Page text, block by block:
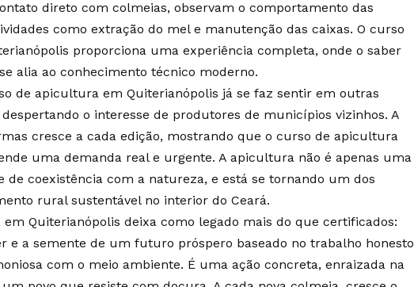
direto com colmeias, observam o comportamento das
como extração do mel e manutenção das caixas. O curso
proporciona uma experiência completa, onde o saber
alia ao conhecimento técnico moderno.
de apicultura em Quiterianópolis já se faz sentir em outras
o interesse de produtores de municípios vizinhos. A
cresce a cada edição, mostrando que o curso de apicultura
uma demanda real e urgente. A apicultura não é apenas uma
de coexistência com a natureza, e está se tornando um dos
rural sustentável no interior do Ceará.
Quiterianópolis deixa como legado mais do que certificados:
e a semente de um futuro próspero baseado no trabalho honesto
com o meio ambiente. É uma ação concreta, enraizada na